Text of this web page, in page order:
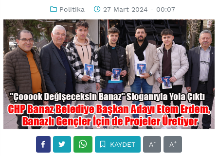
Politika 27 Mart 2024 - 00:07
KAYDET A- A+